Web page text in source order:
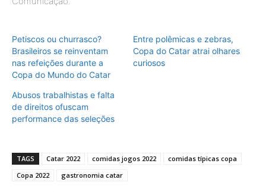
Petiscos ou churrasco?
Brasileiros se reinventam
nas refeições durante a
Copa do Mundo do Catar
Entre polêmicas e zebras,
Copa do Catar atrai olhares
curiosos
Abusos trabalhistas e falta
de direitos ofuscam
performance das seleções
TAGS Catar 2022 comidas jogos 2022
comidas típicas copa
Copa 2022
gastronomia catar